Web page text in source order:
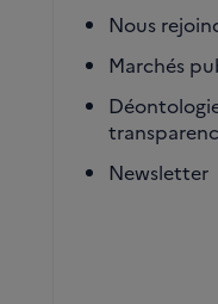
Nous
Marchés
Newsletter